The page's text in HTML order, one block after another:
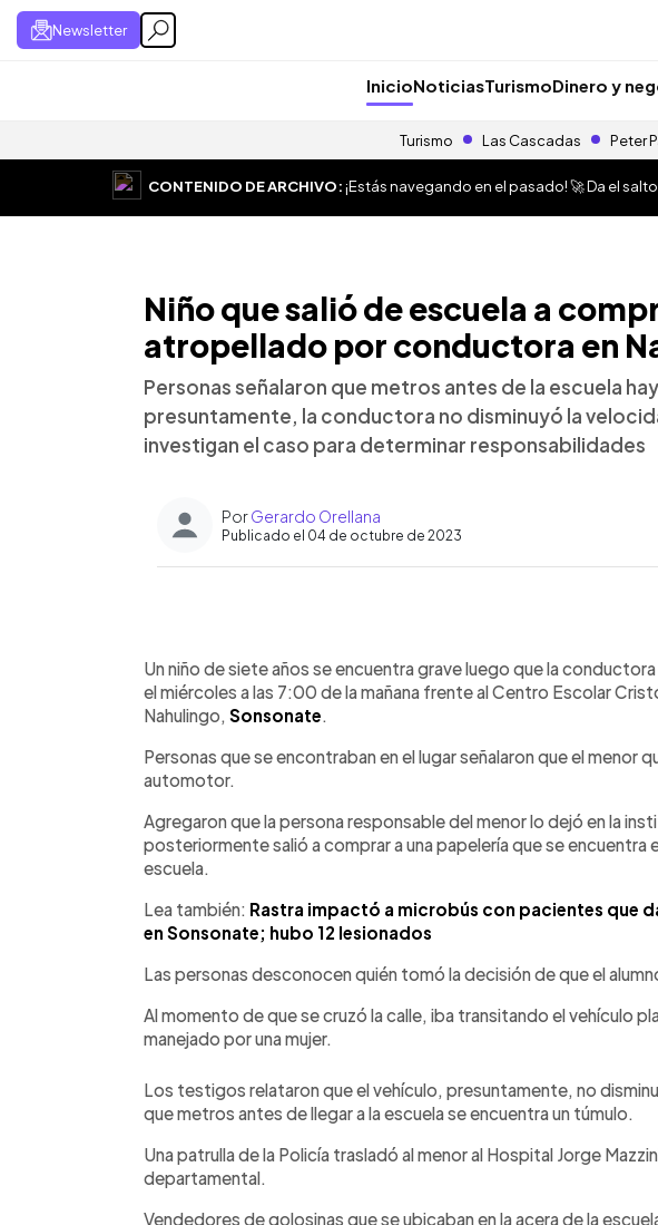
Newsletter
InicioNoticiasTurismoDinero y
Turismo Las Cascadas Peter
CONTENIDO DE ARCHIVO:¡Estás navegando en el pasado! 🚀 Da el
Niño que salió de escuela a
atropellado por conductora en
Personas señalaron que metros antes de la escuela
presuntamente, la conductora no disminuyó la
investigan el caso para determinar responsabilidades
PorGerardo Orellana
Publicado el 04 de octubre de 2023
► Escuchar artículo
Un niño de siete años se encuentra grave luego que la
el miércoles a las 7:00 de la mañana frente al Centro Escolar
Nahulingo, Sonsonate.
Personas que se encontraban en el lugar señalaron que el menor
automotor.
Agregaron que la persona responsable del menor lo dejó en la
posteriormente salió a comprar a una papelería que se encuentra
escuela.
Lea también: Rastra impactó a microbús con pacientes que
en Sonsonate; hubo 12 lesionados
Las personas desconocen quién tomó la decisión de que el
Al momento de que se cruzó la calle, iba transitando el vehículo
manejado por una mujer.
Los testigos relataron que el vehículo, presuntamente, no
que metros antes de llegar a la escuela se encuentra un túmulo.
Una patrulla de la Policía trasladó al menor al Hospital Jorge
departamental.
Vendedores de golosinas que se ubicaban en la acera de la